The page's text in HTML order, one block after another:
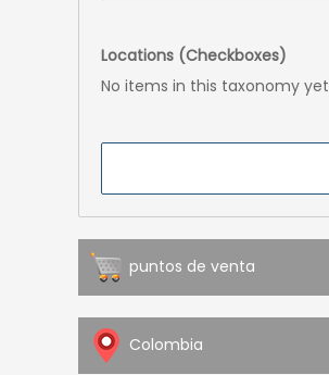
Locations (Checkboxes)
No items in this taxonomy yet
puntos de venta
Colombia